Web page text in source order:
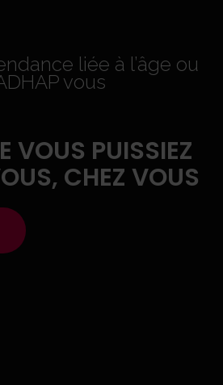
liée à l’âge ou
vous
VOUS PUISSIEZ
CHEZ VOUS